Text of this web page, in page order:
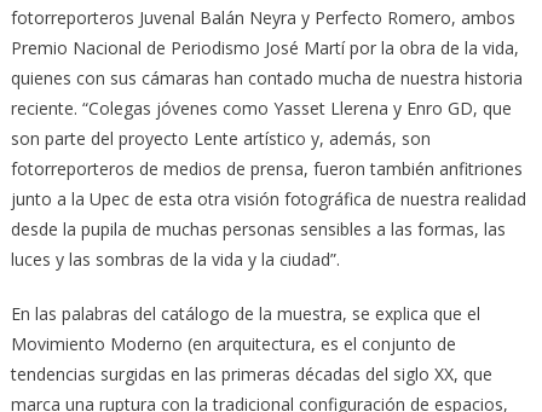
fotorreporteros Juvenal Balán Neyra y Perfecto Romero, ambos
Premio Nacional de Periodismo José Martí por la obra de la vida,
quienes con sus cámaras han contado mucha de nuestra historia
reciente. “Colegas jóvenes como Yasset Llerena y Enro GD, que
son parte del proyecto Lente artístico y, además, son
fotorreporteros de medios de prensa, fueron también anfitriones
junto a la Upec de esta otra visión fotográfica de nuestra realidad
desde la pupila de muchas personas sensibles a las formas, las
luces y las sombras de la vida y la ciudad”.
En las palabras del catálogo de la muestra, se explica que el
Movimiento Moderno (en arquitectura, es el conjunto de
tendencias surgidas en las primeras décadas del siglo XX, que
marca una ruptura con la tradicional configuración de espacios,